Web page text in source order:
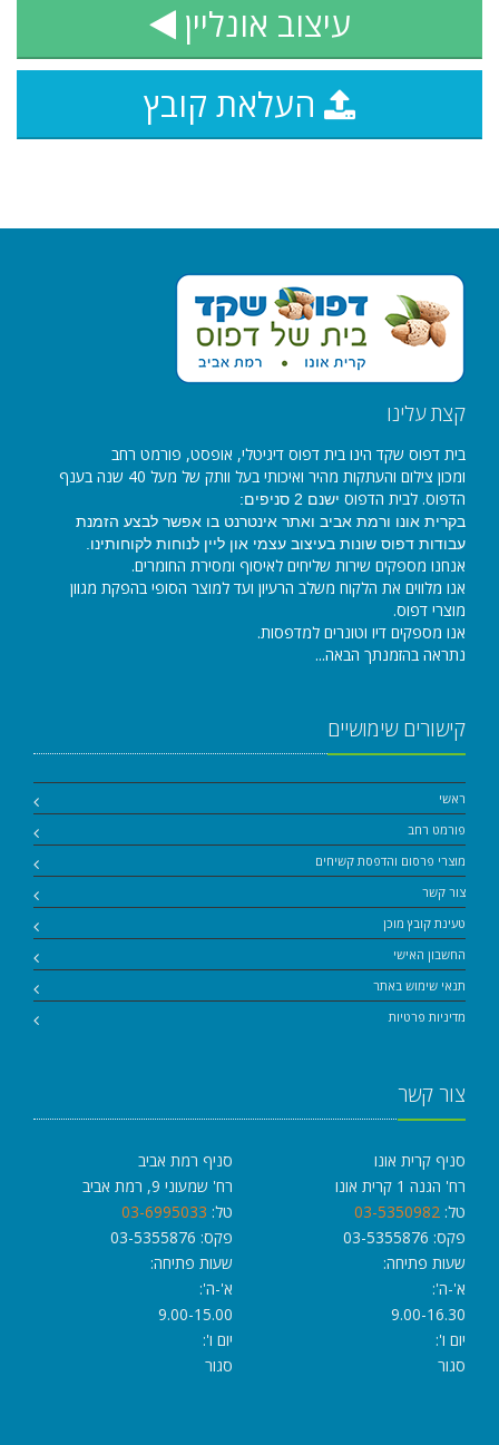
עיצוב אונליין
העלאת קובץ
קצת עלינו
בית דפוס שקד הינו בית דפוס דיגיטלי, אופסט, פורמט רחב
ומכון צילום והעתקות מהיר ואיכותי בעל וותק של מעל 40 שנה בענף
הדפוס. לבית הדפוס ישנם 2 סניפים:
בקרית אונו ורמת אביב ואתר אינטרנט בו אפשר לבצע הזמנת
עבודות דפוס שונות בעיצוב עצמי און ליין לנוחות לקוחותינו.
אנחנו מספקים שירות שליחים לאיסוף ומסירת החומרים.
אנו מלווים את הלקוח משלב הרעיון ועד למוצר הסופי בהפקת מגוון
מוצרי דפוס.
אנו מספקים דיו וטונרים למדפסות.
נתראה בהזמנתך הבאה...
קישורים שימושיים
ראשי
פורמט רחב
מוצרי פרסום והדפסת קשיחים
צור קשר
טעינת קובץ מוכן
החשבון האישי
תנאי שימוש באתר
מדיניות פרטיות
צור קשר
סניף קרית אונו
רח' הגנה 1 קרית אונו
טל: 03-5350982
פקס: 03-5355876
שעות פתיחה:
א'-ה':
9.00-16.30
יום ו':
סגור
סניף רמת אביב
רח' שמעוני 9, רמת אביב
טל: 03-6995033
פקס: 03-5355876
שעות פתיחה:
א'-ה':
9.00-15.00
יום ו':
סגור